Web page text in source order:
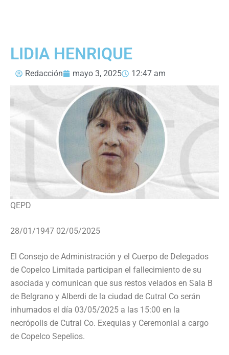
LIDIA HENRIQUE
Redacción mayo 3, 2025 12:47 am
QEPD
28/01/1947 02/05/2025
El Consejo de Administración y el Cuerpo de Delegados
de Copelco Limitada participan el fallecimiento de su
asociada y comunican que sus restos velados en Sala B
de Belgrano y Alberdi de la ciudad de Cutral Co serán
inhumados el día 03/05/2025 a las 15:00 en la
necrópolis de Cutral Co. Exequias y Ceremonial a cargo
de Copelco Sepelios.